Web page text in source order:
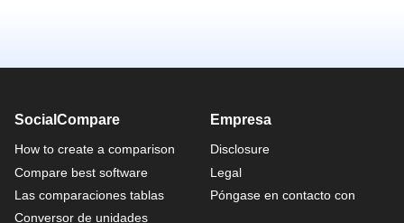
SocialCompare
How to create a comparison
Compare best software
Las comparaciones tablas
Conversor de unidades
Empresa
Disclosure
Legal
Póngase en contacto con